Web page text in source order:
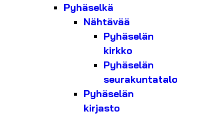
Pyhäselkä
Nähtävää
Pyhäselän
kirkko
Pyhäselän
seurakuntatalo
Pyhäselän
kirjasto